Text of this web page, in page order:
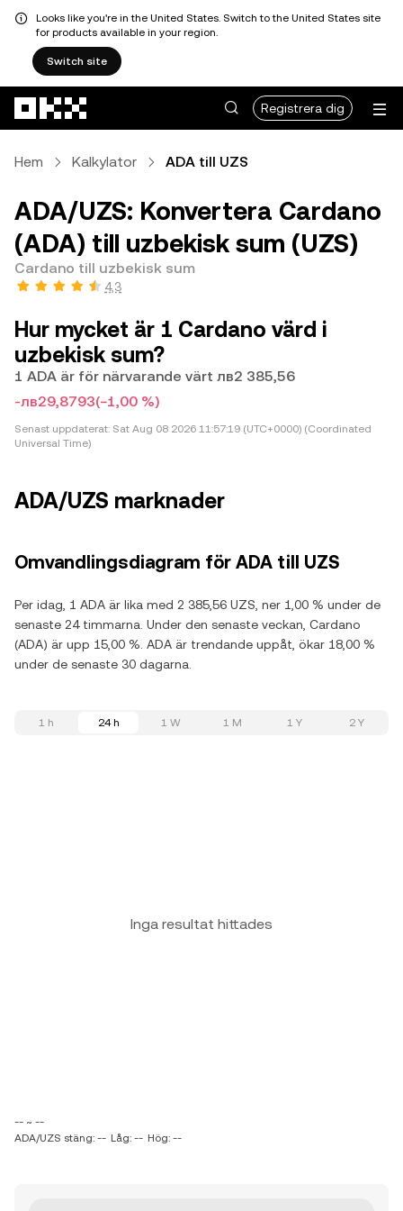
Looks like you're in the United States. Switch to the United States site
for products available in your region.
Switch site
Registrera dig
Hem Kalkylator ADA till UZS
ADA/UZS: Konvertera Cardano
(ADA) till uzbekisk sum (UZS)
Cardano till uzbekisk sum
4,3
Hur mycket är 1 Cardano värd i
uzbekisk sum?
1 ADA är för närvarande värt лв2 385,56
-лв29,8793(−1,00 %)
Senast uppdaterat: Sat Aug 08 2026 11:57:19 (UTC+0000) (Coordinated
Universal Time)
ADA/UZS marknader
Omvandlingsdiagram för ADA till UZS
Per idag, 1 ADA är lika med 2 385,56 UZS, ner 1,00 % under de
senaste 24 timmarna. Under den senaste veckan, Cardano
(ADA) är upp 15,00 %. ADA är trendande uppåt, ökar 18,00 %
under de senaste 30 dagarna.
1 h 24 h 1 W 1 M 1 Y 2 Y
Inga resultat hittades
-- ~ --
ADA/UZS stäng: -- Låg: -- Hög: --